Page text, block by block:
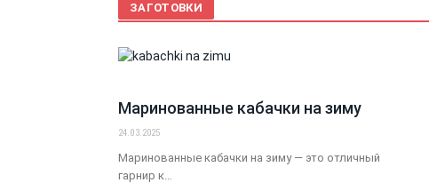
ЗАГОТОВКИ
Маринованные кабачки на зиму
24.03.2025
Маринованные кабачки на зиму — это отличный
гарнир к…